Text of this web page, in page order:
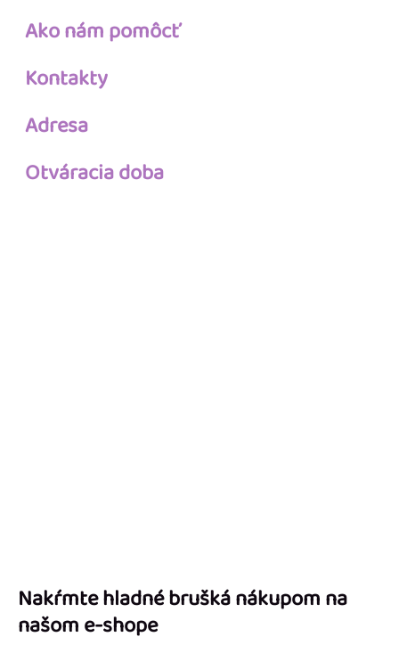
Ako nám pomôcť
Kontakty
Adresa
Otváracia doba
Nakŕmte hladné brušká nákupom na
našom e-shope